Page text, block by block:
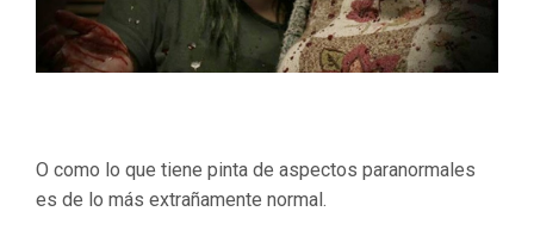
O como lo que tiene pinta de aspectos paranormales
es de lo más extrañamente normal.